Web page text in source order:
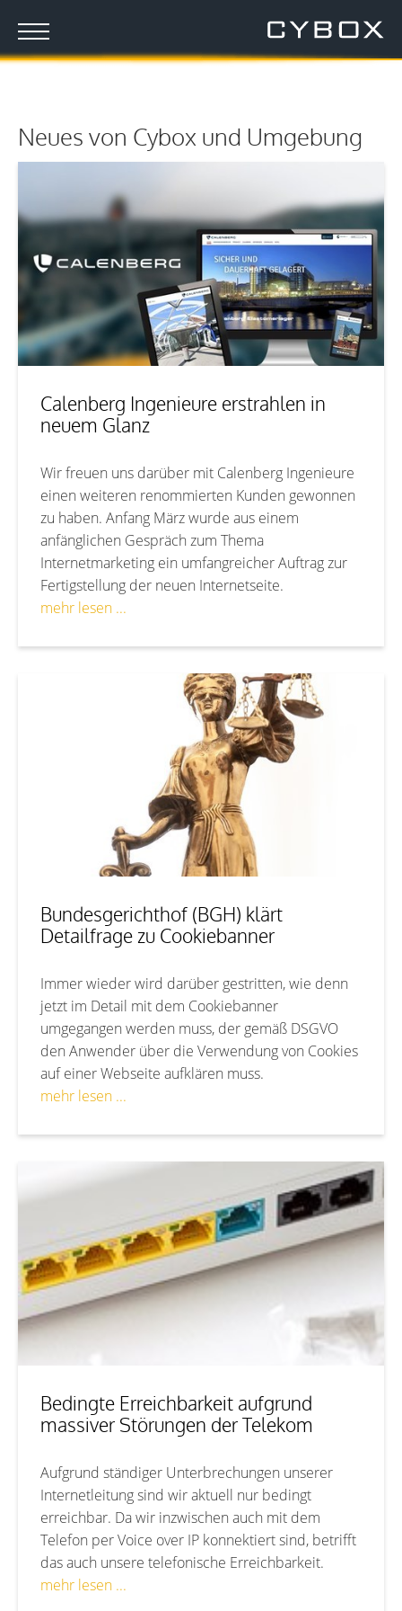
Neues von Cybox und Umgebung
Calenberg Ingenieure erstrahlen in
neuem Glanz
Wir freuen uns darüber mit Calenberg Ingenieure
einen weiteren renommierten Kunden gewonnen
zu haben. Anfang März wurde aus einem
anfänglichen Gespräch zum Thema
Internetmarketing ein umfangreicher Auftrag zur
Fertigstellung der neuen Internetseite.
mehr lesen ...
Bundesgerichthof (BGH) klärt
Detailfrage zu Cookiebanner
Immer wieder wird darüber gestritten, wie denn
jetzt im Detail mit dem Cookiebanner
umgegangen werden muss, der gemäß DSGVO
den Anwender über die Verwendung von Cookies
auf einer Webseite aufklären muss.
mehr lesen ...
Bedingte Erreichbarkeit aufgrund
massiver Störungen der Telekom
Aufgrund ständiger Unterbrechungen unserer
Internetleitung sind wir aktuell nur bedingt
erreichbar. Da wir inzwischen auch mit dem
Telefon per Voice over IP konnektiert sind, betrifft
das auch unsere telefonische Erreichbarkeit.
mehr lesen ...